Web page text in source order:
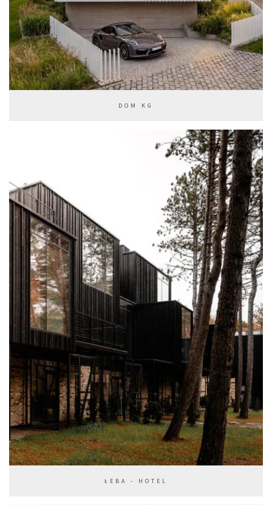
DOM KG
ŁEBA - HOTEL